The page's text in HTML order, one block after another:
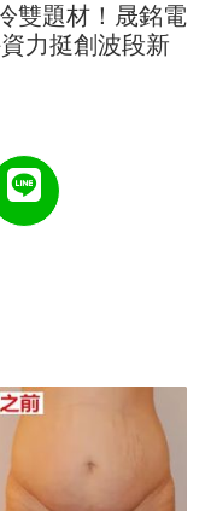
雙題材！晟銘電
力挺創波段新